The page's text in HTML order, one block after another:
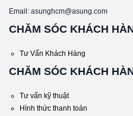
Email: asunghcm@asung.com
CHĂM SÓC KHÁCH
Tư Vấn Khách Hàng
CHĂM SÓC KHÁCH
Tư vấn kỹ thuật
Hình thức thanh toán